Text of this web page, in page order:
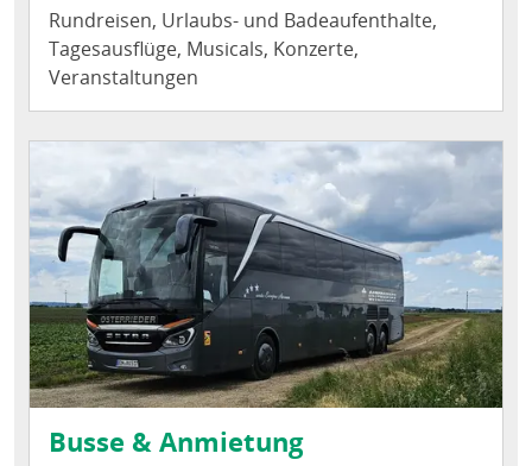
Rundreisen, Urlaubs- und Badeaufenthalte,
Tagesausflüge, Musicals, Konzerte,
Veranstaltungen
Busse & Anmietung